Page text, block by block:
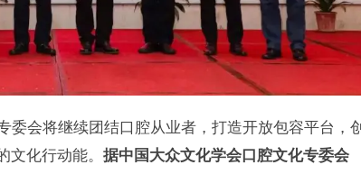
委会将继续团结口腔从业者，打造开放包容平台，
文化行动能。 据中国大众文化学会口腔文化专委会